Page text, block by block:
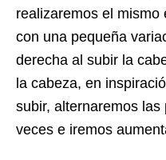
realizaremos el mismo
con una pequeña
derecha al subir la
la cabeza, en
subir, alternaremos
veces e iremos